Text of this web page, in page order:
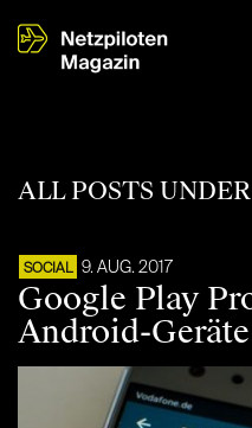
ALL POSTS UNDER
SOCIAL 9. AUG. 2017
Google Play
Android-